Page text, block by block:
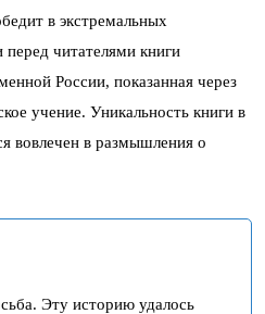
в экстремальных
перед читателями книги
России, показанная через
учение. Уникальность книги в
вовлечен в размышления о
Эту историю удалось